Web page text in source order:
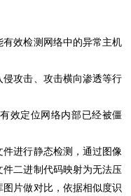
效检测网络中的异常主机
攻击、攻击横向渗透等行
效定位网络内部已经被僵
进行静态检测，通过图像
二进制代码映射为无法压
片做对比，依据相似度识